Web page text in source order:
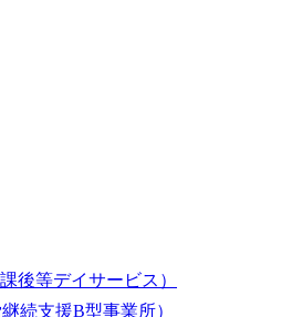
課後等デイサービス）
継続支援B型事業所）